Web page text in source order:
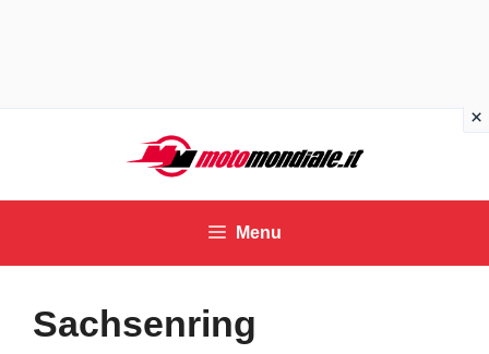
contenuto
Menu
Sachsenring